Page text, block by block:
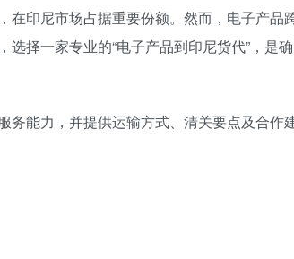
在印尼市场占据重要份额。然而，电子产品
选择一家专业的“电子产品到印尼货代”，是确
务能力，并提供运输方式、清关要点及合作